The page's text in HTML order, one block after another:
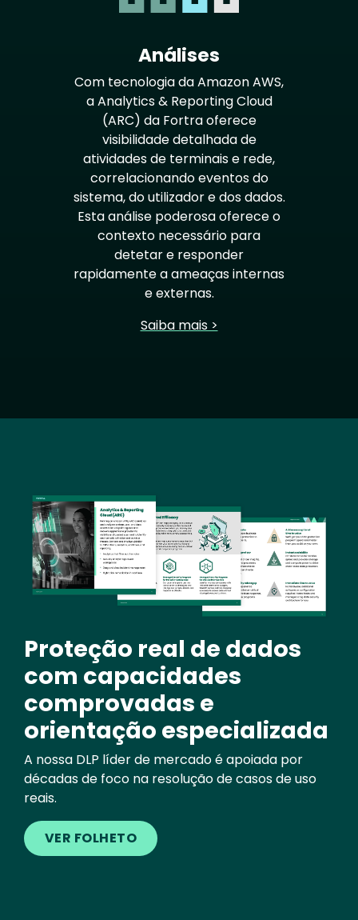
Análises
Com tecnologia da Amazon AWS,
a Analytics & Reporting Cloud
(ARC) da Fortra oferece
visibilidade detalhada de
atividades de terminais e rede,
correlacionando eventos do
sistema, do utilizador e dos dados.
Esta análise poderosa oferece o
contexto necessário para
detetar e responder
rapidamente a ameaças internas
e externas.
Saiba mais >
Image
Proteção real de dados
com capacidades
comprovadas e
orientação especializada
A nossa DLP líder de mercado é apoiada por
décadas de foco na resolução de casos de uso
reais.
VER FOLHETO